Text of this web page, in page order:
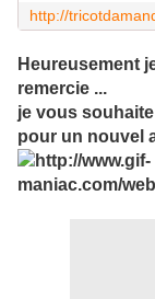
Heureusement
remercie ...
je vous
pour un nouvel